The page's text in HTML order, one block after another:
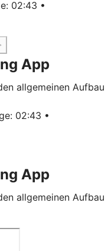
02:43 •
App
allgemeinen Aufbau
02:43 •
App
allgemeinen Aufbau